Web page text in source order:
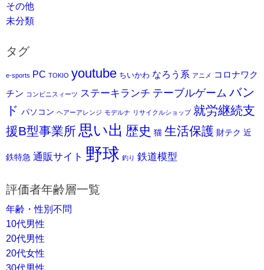
その他
未分類
タグ
e-sports PC TOKIO youtube ちいかわ なろう系 アニメ
コロナワク
チン コンビニスィーツ ステーキランチ テーブルゲーム バン
ド パソコン ヘアーアレンジ モデルナ リサイクルショップ 就労継続支
援B型事業所 思い出 歴史 猫 生活保護 財テク 近
鉄特急 通販サイト 野球 釣り 鉄道模型
評価者年齢層一覧
年齢・性別不問
10代男性
20代男性
20代女性
30代男性